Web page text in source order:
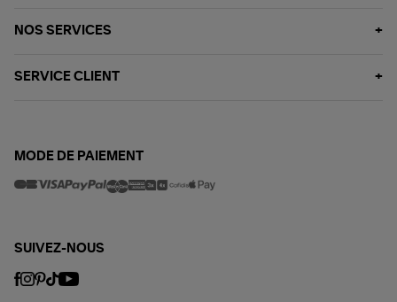
NOS SERVICES
SERVICE CLIENT
MODE DE PAIEMENT
SUIVEZ-NOUS